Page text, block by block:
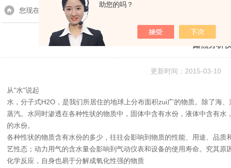
助您的吗？
您现在的位置：首页> 技术文章 > 露点分析仪介绍
露点分析
更新时间：2015-03-10
从"水"说起
水，分子式H2O，是我们所居住的地球上分布面积zui广的物质。除了海
蒸汽。水同时渗透在各种性状的物质中，固体中含有水份，液体中含有
的水份。
各种性状的物质含有水份的多少，往往会影响到物质的性能、用途、品
艺性态；动力用气的含水量会影响到气动仪表和设备的使用寿命。究其
化学反应，自身也易于分解成氧化性强的物质